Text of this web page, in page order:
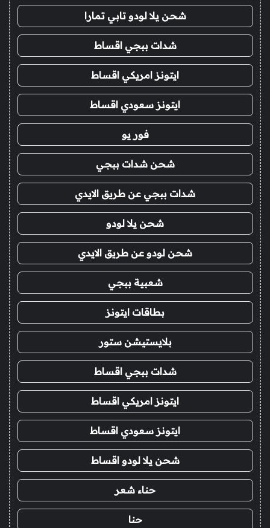
شحن يلا لودو تابي تمارا
شدات ببجي اقساط
ايتونز امريكي اقساط
ايتونز سعودي اقساط
فور يو
شحن شدات ببجي
شدات ببجي عن طريق الايدي
شحن يلا لودو
شحن لودو عن طريق الايدي
شعبية ببجي
بطاقات ايتونز
بلايستيشن ستور
شدات ببجي اقساط
ايتونز امريكي اقساط
ايتونز سعودي اقساط
شحن يلا لودو اقساط
حناء شعر
حنا